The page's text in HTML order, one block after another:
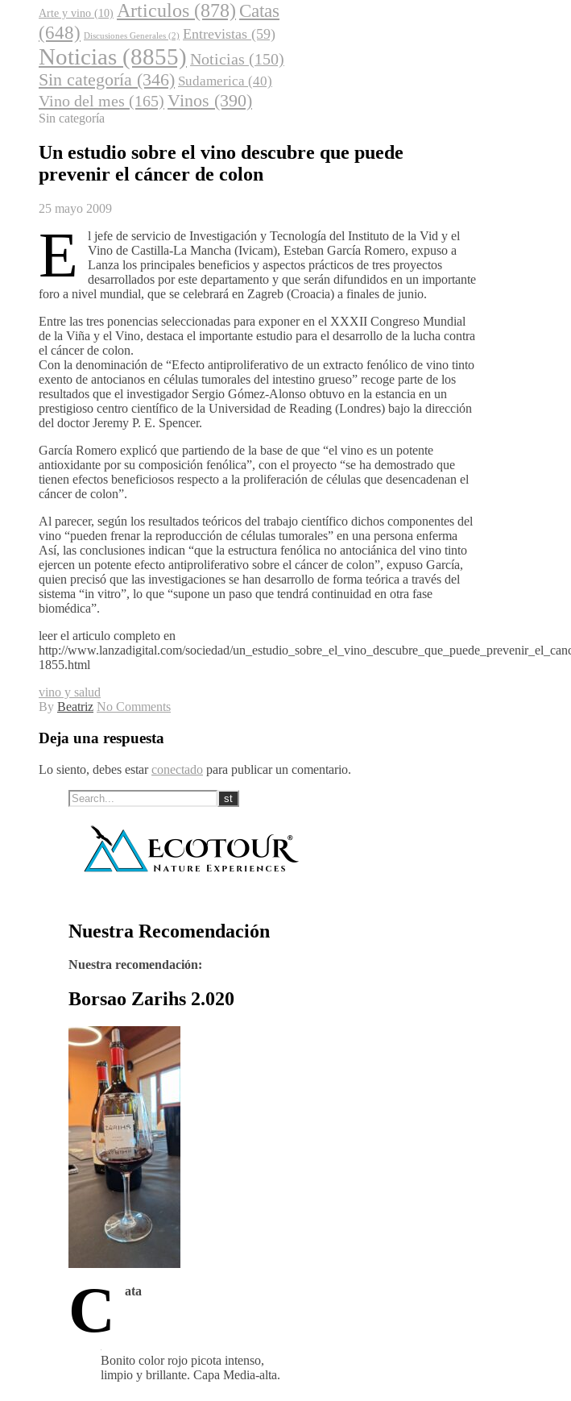
Arte y vino (10) Articulos (878) Catas
(648) Discusiones Generales (2) Entrevistas (59)
Noticias (8855) Noticias (150)
Sin categoría (346) Sudamerica (40)
Vino del mes (165) Vinos (390)
Sin categoría
Un estudio sobre el vino descubre que puede
prevenir el cáncer de colon
25 mayo 2009
E
l jefe de servicio de Investigación y Tecnología del Instituto de la Vid y el
Vino de Castilla-La Mancha (Ivicam), Esteban García Romero, expuso a
Lanza los principales beneficios y aspectos prácticos de tres proyectos
desarrollados por este departamento y que serán difundidos en un importante
foro a nivel mundial, que se celebrará en Zagreb (Croacia) a finales de junio.
Entre las tres ponencias seleccionadas para exponer en el XXXII Congreso Mundial
de la Viña y el Vino, destaca el importante estudio para el desarrollo de la lucha contra
el cáncer de colon.
Con la denominación de “Efecto antiproliferativo de un extracto fenólico de vino tinto
exento de antocianos en células tumorales del intestino grueso” recoge parte de los
resultados que el investigador Sergio Gómez-Alonso obtuvo en la estancia en un
prestigioso centro científico de la Universidad de Reading (Londres) bajo la dirección
del doctor Jeremy P. E. Spencer.
García Romero explicó que partiendo de la base de que “el vino es un potente
antioxidante por su composición fenólica”, con el proyecto “se ha demostrado que
tienen efectos beneficiosos respecto a la proliferación de células que desencadenan el
cáncer de colon”.
Al parecer, según los resultados teóricos del trabajo científico dichos componentes del
vino “pueden frenar la reproducción de células tumorales” en una persona enferma
Así, las conclusiones indican “que la estructura fenólica no antociánica del vino tinto
ejercen un potente efecto antiproliferativo sobre el cáncer de colon”, expuso García,
quien precisó que las investigaciones se han desarrollo de forma teórica a través del
sistema “in vitro”, lo que “supone un paso que tendrá continuidad en otra fase
biomédica”.
leer el articulo completo en
http://www.lanzadigital.com/sociedad/
1855.html
vino y salud
By Beatriz No Comments
Deja una respuesta
Lo siento, debes estarconectado para publicar un comentario.
Nuestra Recomendación
Nuestra recomendación:
Borsao Zarihs 2.020
C ata
Bonito color rojo picota intenso,
limpio y brillante. Capa Media-alta.